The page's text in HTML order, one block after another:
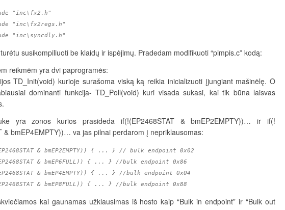
"inc\fx2.h"
"inc\fx2regs.h"
"inc\syncdly.h"
susikompiliuoti be klaidų ir ispėjimų. Pradedam modifikuoti “pimpis.c” kodą:
reikmėm yra dvi paprogramės:
TD_Init(void) kurioje surašoma viską ką reikia inicializuoti įjungiant mašinėlę. O
dominanti funkcija- TD_Poll(void) kuri visada sukasi, kai tik būna laisvas
yra zonos kurios prasideda if(!(EP2468STAT & bmEP2EMPTY))… ir if(!
& bmEP4EMPTY))… va jas pilnai perdarom į nepriklausomas:
& bmEP2EMPTY)) { ... } // bulk endpoint 0x02
& bmEP6FULL)) { ... } //bulk endpoint 0x86
& bmEP4EMPTY)) { ... } //bulk endpoint 0x04
& bmEP8FULL)) { ... } //bulk endpoint 0x88
kai gaunamas užklausimas iš hosto kaip “Bulk in endpoint” ir “Bulk out